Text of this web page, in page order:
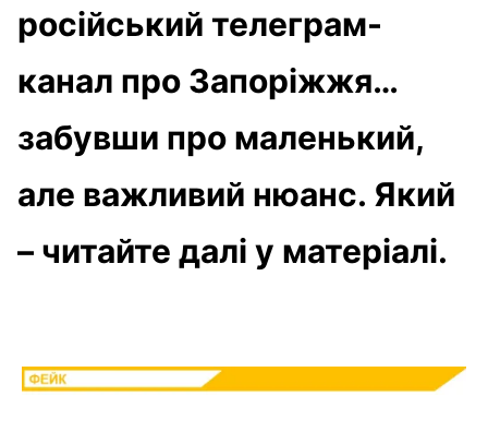
російський телеграм-
канал про Запоріжжя…
забувши про маленький,
але важливий нюанс. Який
– читайте далі у матеріалі.